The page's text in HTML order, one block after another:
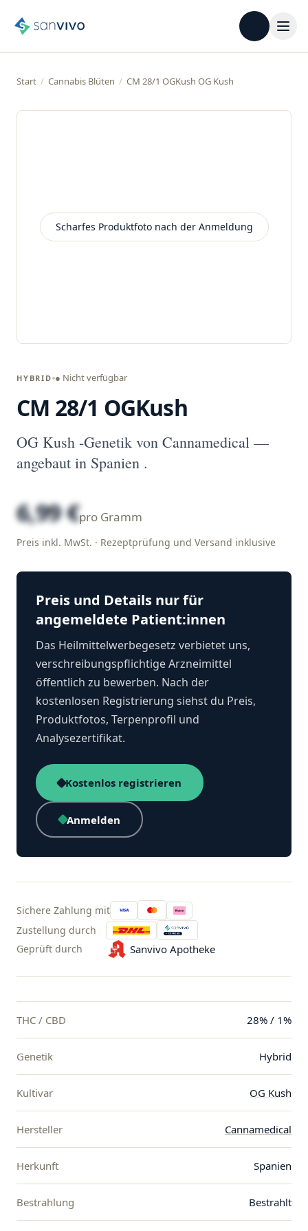
Start / Cannabis Blüten / CM 28/1 OGKush OG Kush
Scharfes Produktfoto nach der Anmeldung
HYBRID ● Nicht verfügbar
CM 28/1 OGKush
OG Kush -Genetik von Cannamedical —
angebaut in Spanien .
6,99 €pro Gramm
Preis inkl. MwSt. · Rezeptprüfung und Versand inklusive
Preis und Details nur für
angemeldete Patient:innen
Das Heilmittelwerbegesetz verbietet uns,
verschreibungspflichtige Arzneimittel
öffentlich zu bewerben. Nach der
kostenlosen Registrierung siehst du Preis,
Produktfotos, Terpenprofil und
Analysezertifikat.
Kostenlos registrieren
Anmelden
Sichere Zahlung mit
Zustellung durch
Geprüft durch
Sanvivo Apotheke
THC / CBD 28% / 1%
Genetik Hybrid
Kultivar OG Kush
Hersteller Cannamedical
Herkunft Spanien
Bestrahlung Bestrahlt